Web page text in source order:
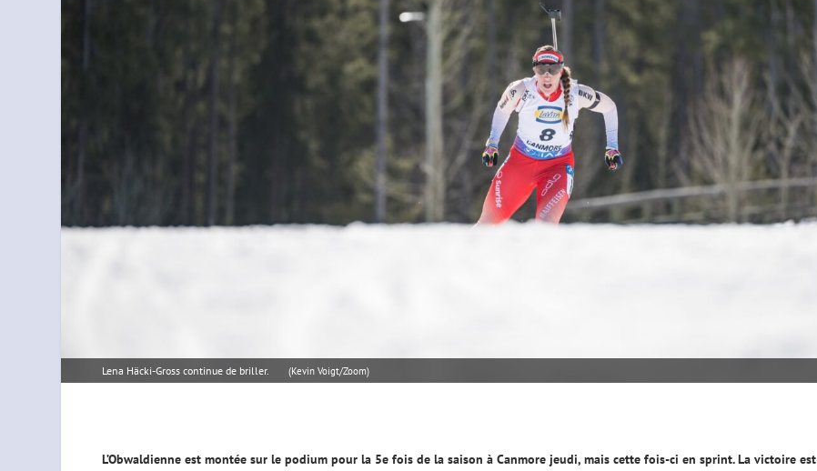
Lena Häcki-Gross continue de briller. (Kevin Voigt/Zoom)
L’Obwaldienne est montée sur le podium pour la 5e fois de la saison à Canmore jeudi, mais cette fois-ci en sprint. La victoire est